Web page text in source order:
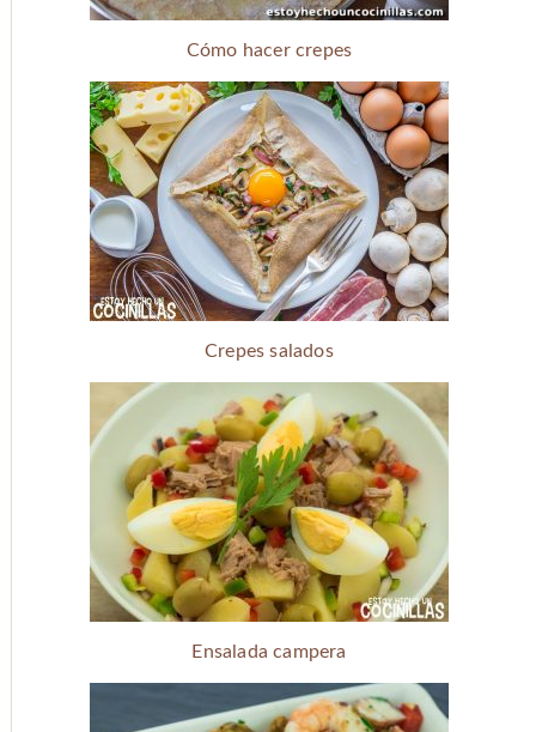
Cómo hacer crepes
Crepes salados
Ensalada campera